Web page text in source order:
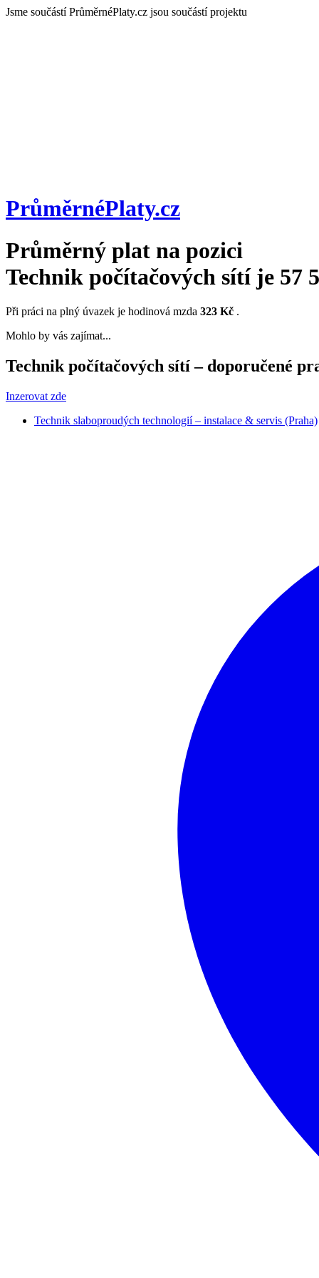
Jsme součástí PrůměrnéPlaty.cz jsou součástí projektu
PrůměrnéPlaty.cz
Průměrný plat na pozici
Technik počítačových sítíje 57
Při práci na plný úvazek je hodinová mzda 323 Kč .
Mohlo by vás zajímat...
Technik počítačových sítí – doporučené
Inzerovat zde
Technik slaboproudých technologií – instalace & servis (Praha)